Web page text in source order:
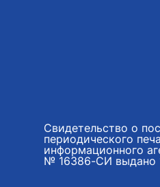
Свидетельство о
периодического
информационного
№ 16386-СИ выдано